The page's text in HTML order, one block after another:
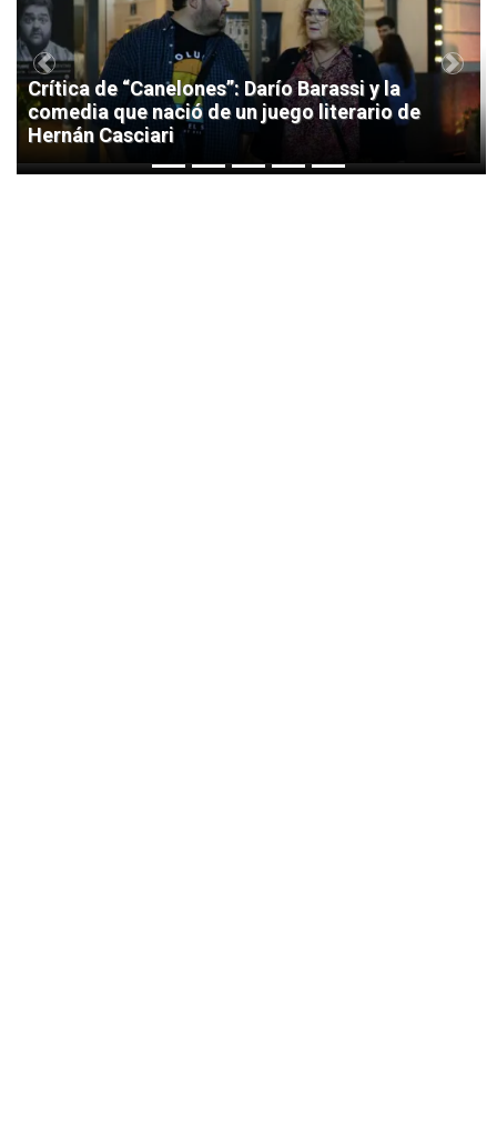
Crítica de “Canelones”: Darío Barassi y la
comedia que nació de un juego literario de
Hernán Casciari
Previous Next